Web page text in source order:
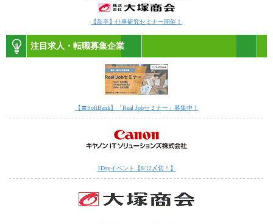
【新卒】仕事研究セミナー開催！
注目求人・転職募集企業
【〓SoftBank】「Real Jobセミナー」募集中！
1Dayイベント【8/12〆切！】